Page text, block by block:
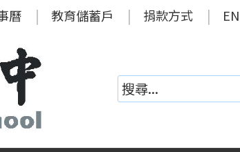
曆 教育儲蓄戶 捐款方式